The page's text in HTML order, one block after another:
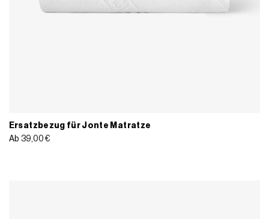
Ersatzbezug für Jonte Matratze
Ab 39,00 €